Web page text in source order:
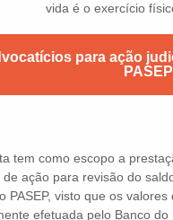
vida é o exercício
para ação
PASEP
tem como escopo a
ação para revisão do
PASEP, visto que os
efetuada pelo Banco